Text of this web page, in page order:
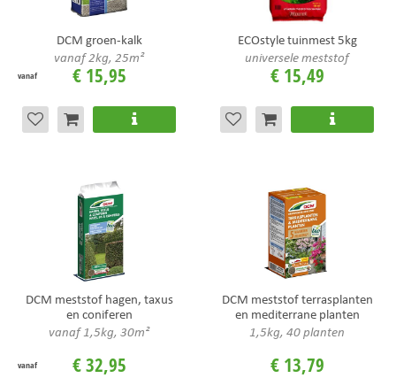
DCM groen-kalk
vanaf 2kg, 25m²
vanaf € 15,95
ECOstyle tuinmest 5kg
universele meststof
€ 15,49
DCM meststof hagen, taxus
en coniferen
vanaf 1,5kg, 30m²
vanaf €32,95
DCM meststof terrasplanten
en mediterrane planten
1,5kg, 40 planten
€ 13,79